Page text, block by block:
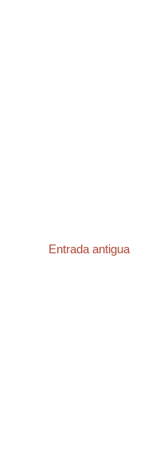
Entrada antigua